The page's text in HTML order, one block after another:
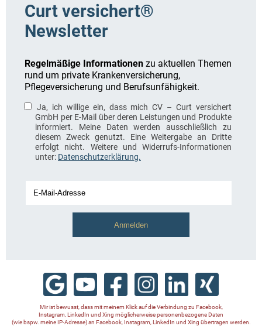
Curt versichert®
Newsletter
Regelmäßige Informationen zu aktuellen Themen
rund um private Krankenversicherung,
Pflegeversicherung und Berufsunfähigkeit.
Ja, ich willige ein, dass mich CV – Curt versichert
GmbH per E-Mail über deren Leistungen und Produkte
informiert. Meine Daten werden ausschließlich zu
diesem Zweck genutzt. Eine Weitergabe an Dritte
erfolgt nicht. Weitere und Widerrufs-Informationen
unter: Datenschutzerklärung.
Mir ist bewusst, dass mit meinem Klick auf die Verbindung zu Facebook,
Instagram, LinkedIn und Xing möglicherweise personenbezogene Daten
(wie bspw. meine IP-Adresse) an Facebook, Instagram, LinkedIn und Xing übertragen werden.